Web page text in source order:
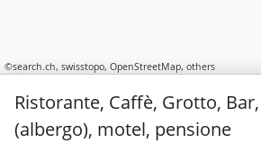
©search.ch, swisstopo, OpenStreetMap, others
Ristorante, Caffè, Grotto,
(albergo), motel, pensione